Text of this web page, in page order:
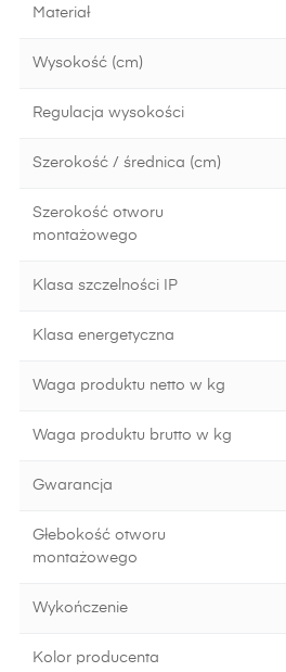
Materiał
Wysokość (cm)
Regulacja wysokości
Szerokość / średnica (cm)
Szerokość otworu
montażowego
Klasa szczelności IP
Klasa energetyczna
Waga produktu netto w kg
Waga produktu brutto w kg
Gwarancja
Głebokość otworu
montażowego
Wykończenie
Kolor producenta